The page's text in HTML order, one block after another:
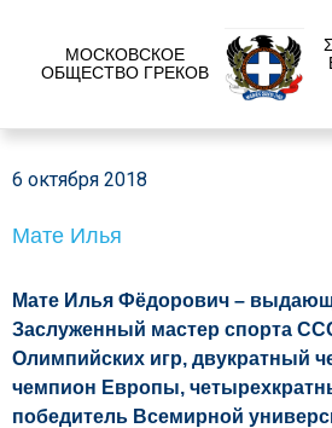
МОСКОВСКОЕ
ОБЩЕСТВО ГРЕКОВ
6 октября 2018
Мате Илья
Мате Илья Фёдорович –
Заслуженный мастер спорта
Олимпийских игр, двукратный
чемпион Европы,
победитель Всемирной